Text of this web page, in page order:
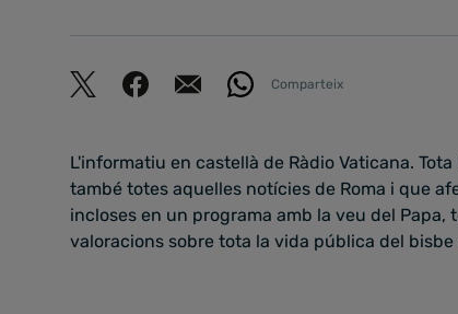
Comparteix
L'informatiu en castellà de Ràdio Vaticana.
també totes aquelles notícies de Roma i que
incloses en un programa amb la veu del Papa,
valoracions sobre tota la vida pública del bisbe